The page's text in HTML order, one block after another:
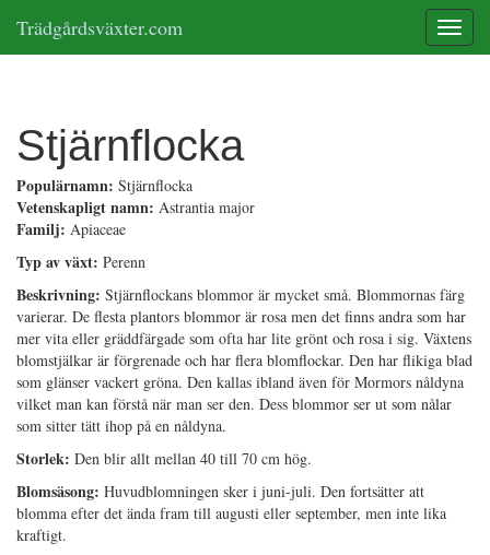
Trädgårdsväxter.com
Stjärnflocka
Populärnamn: Stjärnflocka
Vetenskapligt namn: Astrantia major
Familj: Apiaceae
Typ av växt: Perenn
Beskrivning: Stjärnflockans blommor är mycket små. Blommornas färg
varierar. De flesta plantors blommor är rosa men det finns andra som har
mer vita eller gräddfärgade som ofta har lite grönt och rosa i sig. Växtens
blomstjälkar är förgrenade och har flera blomflockar. Den har flikiga blad
som glänser vackert gröna. Den kallas ibland även för Mormors nåldyna
vilket man kan förstå när man ser den. Dess blommor ser ut som nålar
som sitter tätt ihop på en nåldyna.
Storlek: Den blir allt mellan 40 till 70 cm hög.
Blomsäsong: Huvudblomningen sker i juni-juli. Den fortsätter att
blomma efter det ända fram till augusti eller september, men inte lika
kraftigt.